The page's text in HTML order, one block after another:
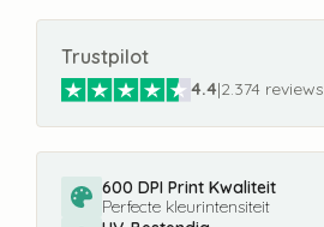
Trustpilot
4.4|2.374 reviews
600 DPI Print Kwaliteit
Perfecte kleurintensiteit